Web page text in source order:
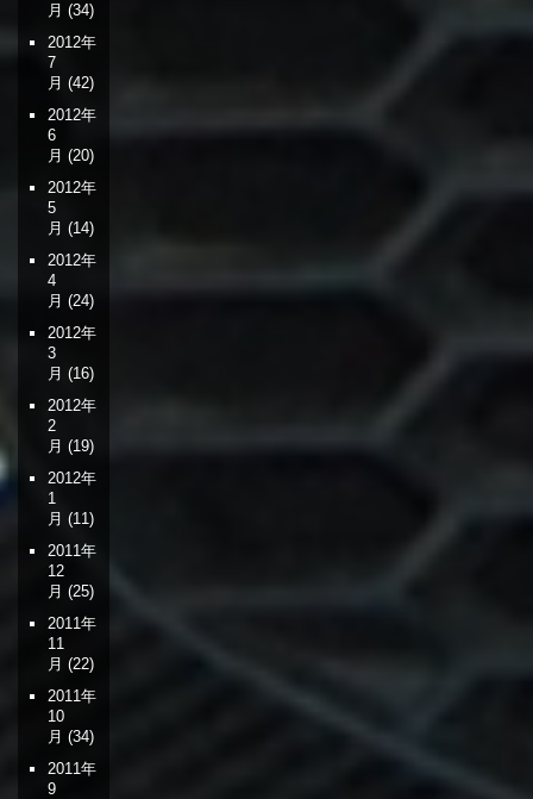
月 (34)
2012年
7
月 (42)
2012年
6
月 (20)
2012年
5
月 (14)
2012年
4
月 (24)
2012年
3
月 (16)
2012年
2
月 (19)
2012年
1
月 (11)
2011年
12
月 (25)
2011年
11
月 (22)
2011年
10
月 (34)
2011年
9